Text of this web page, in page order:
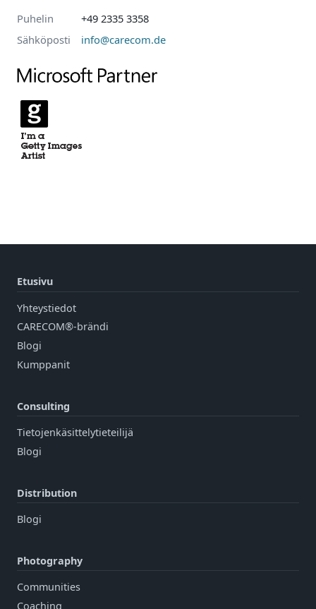
Puhelin
+49 2335 3358
Sähköposti
info@carecom.de
Etusivu
Yhteystiedot
CARECOM®-brändi
Blogi
Kumppanit
Consulting
Tietojenkäsittelytieteilijä
Blogi
Distribution
Blogi
Photography
Communities
Coaching